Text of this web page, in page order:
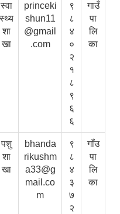
स्वा
शा
खा
princeki
shun11
@gmail
.com
९
८
४
०
२
१
८
९
६
६
गाउँ
पा
लि
का
पशु
शा
खा
bhanda
rikushm
a33@g
mail.co
m
९
८
४
३
७
२
गाँउ
पा
लि
का